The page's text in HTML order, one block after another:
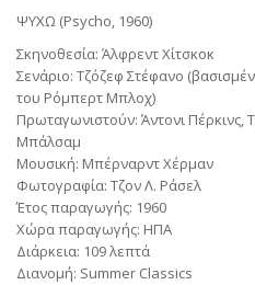
ΨΥΧΩ (Psycho, 1960)
Σκηνοθεσία: Άλφρεντ Χίτσκοκ
Σενάριο: Τζόζεφ Στέφανο
του Ρόμπερτ Μπλοχ)
Πρωταγωνιστούν: Άντονι Πέρκινς,
Μπάλσαμ
Μουσική: Μπέρναρντ Χέρμαν
Φωτογραφία: Τζον Λ. Ράσελ
Έτος παραγωγής: 1960
Χώρα παραγωγής: ΗΠΑ
Διάρκεια: 109 λεπτά
Διανομή: Summer Classics